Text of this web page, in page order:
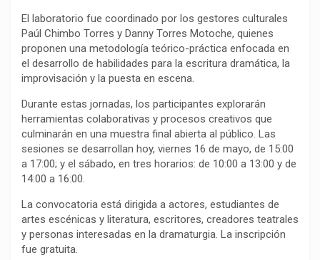
El laboratorio fue coordinado por los gestores culturales
Paúl Chimbo Torres y Danny Torres Motoche, quienes
proponen una metodología teórico-práctica enfocada en
el desarrollo de habilidades para la escritura dramática, la
improvisación y la puesta en escena.
Durante estas jornadas, los participantes explorarán
herramientas colaborativas y procesos creativos que
culminarán en una muestra final abierta al público. Las
sesiones se desarrollan hoy, viernes 16 de mayo, de 15:00
a 17:00; y el sábado, en tres horarios: de 10:00 a 13:00 y de
14:00 a 16:00.
La convocatoria está dirigida a actores, estudiantes de
artes escénicas y literatura, escritores, creadores teatrales
y personas interesadas en la dramaturgia. La inscripción
fue gratuita.